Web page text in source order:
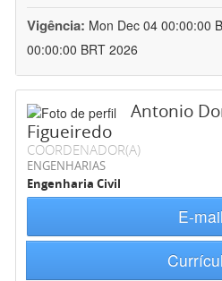
Vigência: Mon Dec 04 00:00:00
00:00:00 BRT 2026
Antonio
Figueiredo
COORDENADOR(A)
ENGENHARIAS
Engenharia Civil
E-mail